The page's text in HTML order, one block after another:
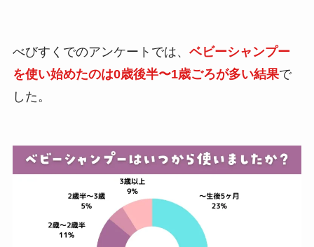
べびすくでのアンケートでは、 ベビーシャンプー
を使い始めたのは0歳後半〜1歳ごろが多い結果で
した。